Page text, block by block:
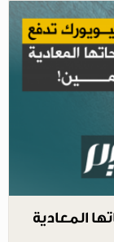
المعادية